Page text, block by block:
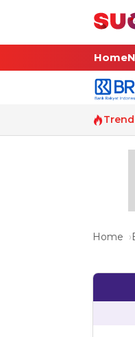
Home
Home